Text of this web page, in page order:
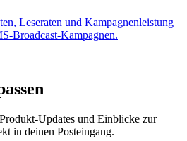
Leseraten und Kampagnenleistung
Broadcast-Kampagnen.
Updates und Einblicke zur
in deinen Posteingang.